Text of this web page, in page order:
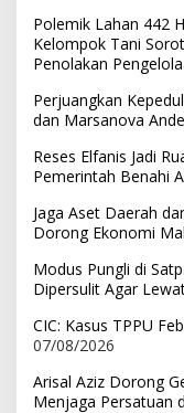
Polemik Lahan 442
Kelompok Tani
Penolakan
Perjuangkan
dan Marsanova
Reses Elfanis Jadi
Pemerintah Benahi
Jaga Aset Daerah
Dorong Ekonomi
Modus Pungli di
Dipersulit Agar
CIC: Kasus TPPU
07/08/2026
Arisal Aziz Dorong
Menjaga Persatuan